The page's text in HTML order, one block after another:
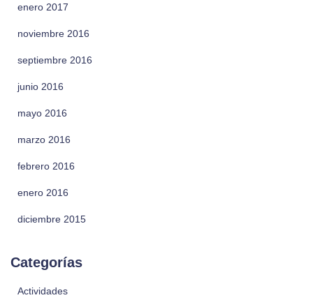
enero 2017
noviembre 2016
septiembre 2016
junio 2016
mayo 2016
marzo 2016
febrero 2016
enero 2016
diciembre 2015
Categorías
Actividades